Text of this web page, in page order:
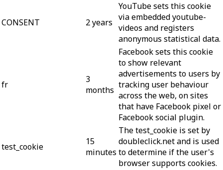
CONSENT 2 years
YouTube sets this cookie
via embedded youtube-
videos and registers
anonymous statistical data.
fr
3
months
Facebook sets this cookie
to show relevant
advertisements to users by
tracking user behaviour
across the web, on sites
that have Facebook pixel or
Facebook social plugin.
test_cookie
15
minutes
The test_cookie is set by
doubleclick.net and is used
to determine if the user's
browser supports cookies.